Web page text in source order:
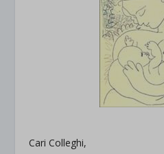
Cari Colleghi,